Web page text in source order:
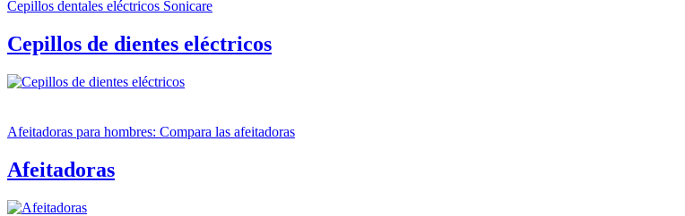
Cepillos dentales eléctricos Sonicare
Cepillos de dientes eléctricos
Afeitadoras para hombres: Compara las afeitadoras
Afeitadoras